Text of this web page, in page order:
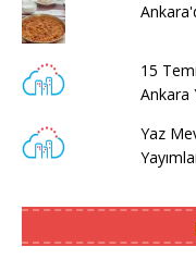
15
Ankara
Yaz